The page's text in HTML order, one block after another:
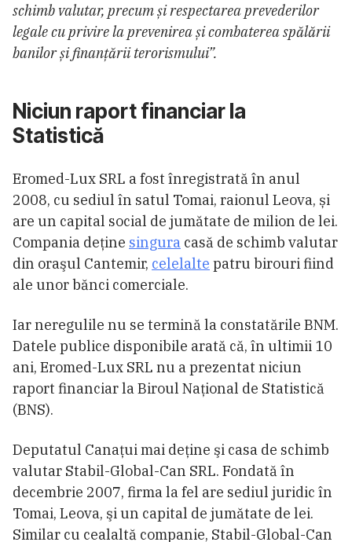
schimb valutar, precum și respectarea prevederilor
legale cu privire la prevenirea și combaterea spălării
banilor și finanțării terorismului”.
Niciun raport financiar la
Statistică
Eromed-Lux SRL a fost înregistrată în anul
2008, cu sediul în satul Tomai, raionul Leova, și
are un capital social de jumătate de milion de lei.
Compania deţine singura casă de schimb valutar
din oraşul Cantemir, celelalte patru birouri fiind
ale unor bănci comerciale.
Iar neregulile nu se termină la constatările BNM.
Datele publice disponibile arată că, în ultimii 10
ani, Eromed-Lux SRL nu a prezentat niciun
raport financiar la Biroul Naţional de Statistică
(BNS).
Deputatul Canaţui mai deţine şi casa de schimb
valutar Stabil-Global-Can SRL. Fondată în
decembrie 2007, firma la fel are sediul juridic în
Tomai, Leova, şi un capital de jumătate de lei.
Similar cu cealaltă companie, Stabil-Global-Can